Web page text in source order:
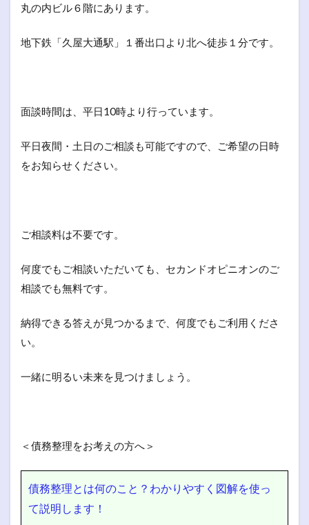
丸の内ビル６階にあります。
地下鉄「久屋大通駅」１番出口より北へ徒歩１分です。
面談時間は、平日10時より行っています。
平日夜間・土日のご相談も可能ですので、ご希望の日時
をお知らせください。
ご相談料は不要です。
何度でもご相談いただいても、セカンドオピニオンのご
相談でも無料です。
納得できる答えが見つかるまで、何度でもご利用くださ
い。
一緒に明るい未来を見つけましょう。
＜債務整理をお考えの方へ＞
債務整理とは何のこと？わかりやすく図解を使っ
て説明します！